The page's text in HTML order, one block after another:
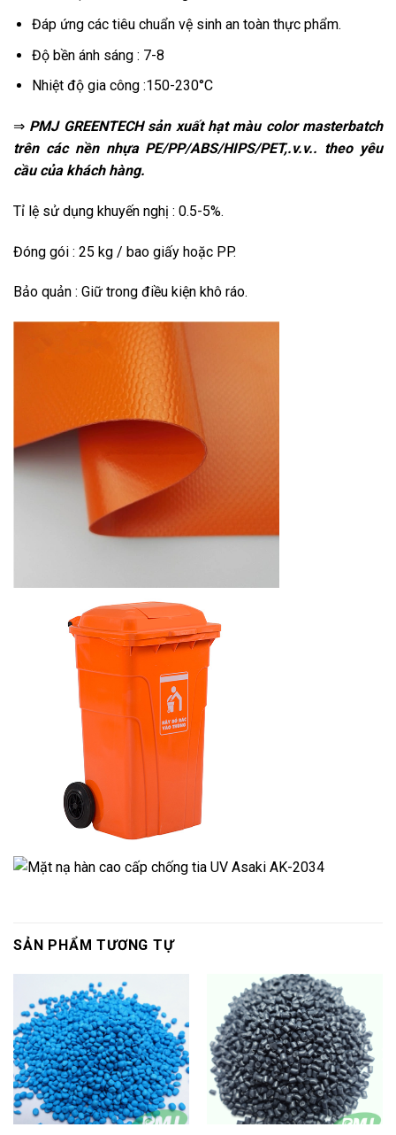
Đáp ứng các tiêu chuẩn vệ sinh an toàn thực phẩm.
Độ bền ánh sáng : 7-8
Nhiệt độ gia công :150-230°C
⇒ PMJ GREENTECH sản xuất hạt màu color masterbatch
trên các nền nhựa PE/PP/ABS/HIPS/PET,.v.v.. theo yêu
cầu của khách hàng.
Tỉ lệ sử dụng khuyến nghị : 0.5-5%.
Đóng gói : 25 kg / bao giấy hoặc PP.
Bảo quản : Giữ trong điều kiện khô ráo.
SẢN PHẨM TƯƠNG TỰ